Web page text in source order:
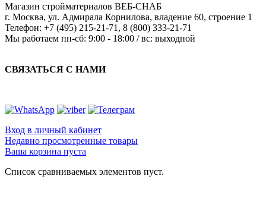
Магазин стройматериалов ВЕБ-СНАБ
г. Москва, ул. Адмирала Корнилова, владение 60, строение 1
Телефон: +7 (495) 215-21-71 , 8 (800) 333-21-71
Мы работаем пн-сб: 9:00 - 18:00 / вс: выходной
СВЯЗАТЬСЯ С НАМИ
Вход в личный кабинет
Недавно просмотренные товары
Ваша корзина пуста
Список сравниваемых элементов пуст.